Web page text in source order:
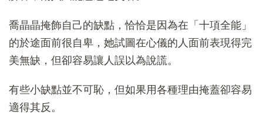
喬晶晶掩飾自己的缺點，恰恰是因為在「十項全能」
的於途面前很自卑，她試圖在心儀的人面前表現得完
美無缺，但卻容易讓人誤以為說謊。
有些小缺點並不可恥，但如果用各種理由掩蓋卻容易
適得其反。